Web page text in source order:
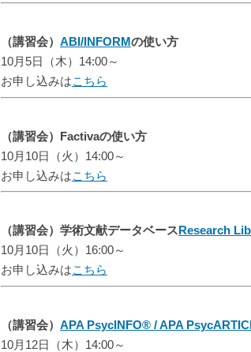
（講習会） ABI/INFORMの使い方
10月5日（木）14:00～
お申し込みはこちら
（講習会）Factivaの使い方
10月10日（火）14:00～
お申し込みはこちら
（講習会）学術文献データベースResearch
10月10日（火）16:00～
お申し込みはこちら
（講習会） APA PsycINFO® / APA
10月12日（木）14:00～